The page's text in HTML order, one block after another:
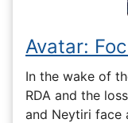
Avatar:
In the wake of
RDA and the
and Neytiri face